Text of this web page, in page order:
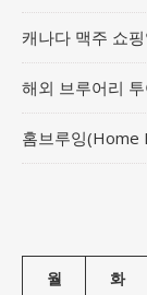
캐나다 맥주 쇼
해외 브루어리
홈브루잉(Home
월 화